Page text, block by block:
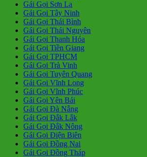
Gái Gọi Sơn La
Gái Gọi Tây Ninh
Gái Gọi Thái Bình
Gái Gọi Thái Nguyên
Gái Gọi Thanh Hóa
Gái Gọi Tiền Giang
Gái Gọi TPHCM
Gái Gọi Trà Vinh
Gái Gọi Tuyên Quang
Gái Gọi Vĩnh Long
Gái Gọi Vĩnh Phúc
Gái Gọi Yên Bái
Gái Gọi Đà Nẵng
Gái Gọi Đắk Lắk
Gái Gọi Đắk Nông
Gái Gọi Điện Biên
Gái Gọi Đồng Nai
Gái Gọi Đồng Tháp